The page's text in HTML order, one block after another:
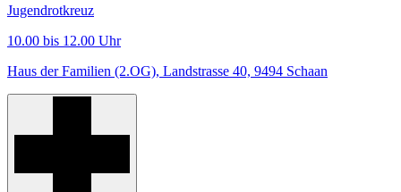
Jugendrotkreuz
10.00 bis 12.00 Uhr
Haus der Familien (2.OG), Landstrasse 40, 9494 Schaan